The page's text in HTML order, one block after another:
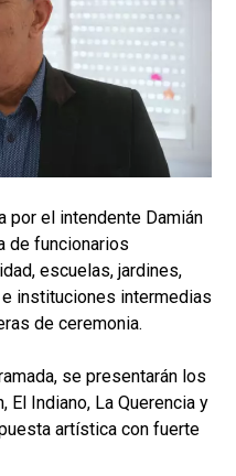
por el intendente Damián
de funcionarios
escuelas, jardines,
instituciones intermedias
de ceremonia.
se presentarán los
Indiano, La Querencia y
artística con fuerte